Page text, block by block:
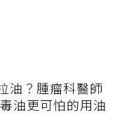
油？腫瘤科醫師
油更可怕的用油